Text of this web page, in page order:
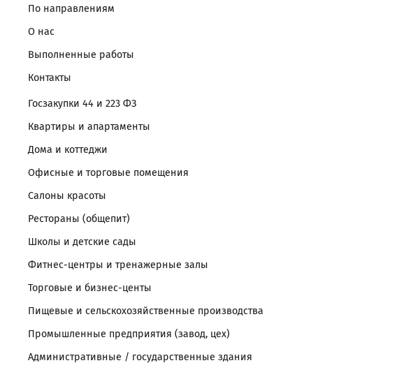
По направлениям
О нас
Выполненные работы
Контакты
Госзакупки 44 и 223 ФЗ
Квартиры и апартаменты
Дома и коттеджи
Офисные и торговые помещения
Салоны красоты
Рестораны (общепит)
Школы и детские сады
Фитнес-центры и тренажерные залы
Торговые и бизнес-центы
Пищевые и сельскохозяйственные производства
Промышленные предприятия (завод, цех)
Административные / государственные здания